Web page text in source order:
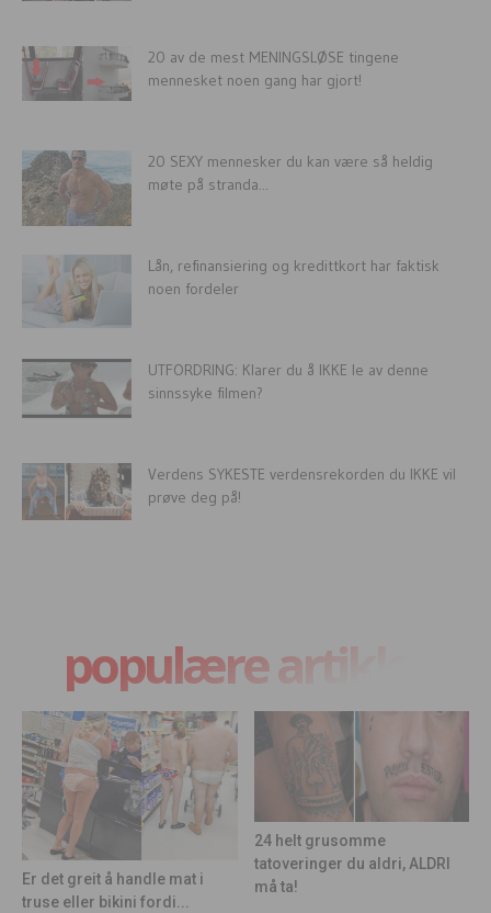
20 av de mest MENINGSLØSE tingene
mennesket noen gang har gjort!
20 SEXY mennesker du kan være så heldig
møte på stranda...
Lån, refinansiering og kredittkort har faktisk
noen fordeler
UTFORDRING: Klarer du å IKKE le av denne
sinnssyke filmen?
Verdens SYKESTE verdensrekorden du IKKE vil
prøve deg på!
populære artikler
Er det greit å handle mat i
truse eller bikini fordi...
24 helt grusomme
tatoveringer du aldri, ALDRI
må ta!